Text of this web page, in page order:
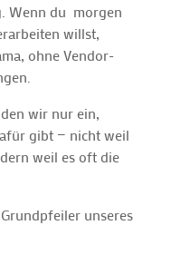
Wenn du morgen
willst,
ohne Vendor-
wir nur ein,
gibt — nicht weil
weil es oft die
unseres